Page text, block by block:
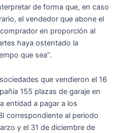
de forma que, en caso
el vendedor que abone el
en proporción al
haya ostentado la
que sea”.
que vendieron el 16
155 plazas de garaje en
entidad a pagar a los
correspondiente al periodo
y el 31 de diciembre de